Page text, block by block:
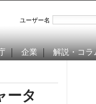
ユーザー名
企業 解説・コラ
ータ